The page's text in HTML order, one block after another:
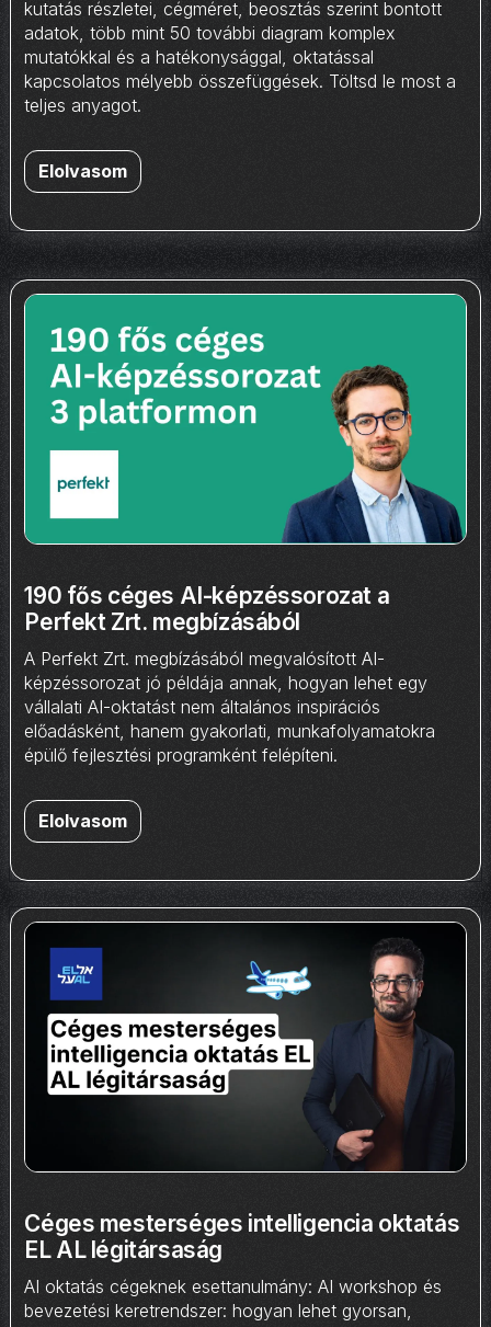
kutatás részletei, cégméret, beosztás szerint bontott
adatok, több mint 50 további diagram komplex
mutatókkal és a hatékonysággal, oktatással
kapcsolatos mélyebb összefüggések. Töltsd le most a
teljes anyagot.
Elolvasom
190 fős céges AI-képzéssorozat a
Perfekt Zrt. megbízásából
A Perfekt Zrt. megbízásából megvalósított AI-
képzéssorozat jó példája annak, hogyan lehet egy
vállalati AI-oktatást nem általános inspirációs
előadásként, hanem gyakorlati, munkafolyamatokra
épülő fejlesztési programként felépíteni.
Elolvasom
Céges mesterséges intelligencia oktatás
EL AL légitársaság
AI oktatás cégeknek esettanulmány: AI workshop és
bevezetési keretrendszer: hogyan lehet gyorsan,